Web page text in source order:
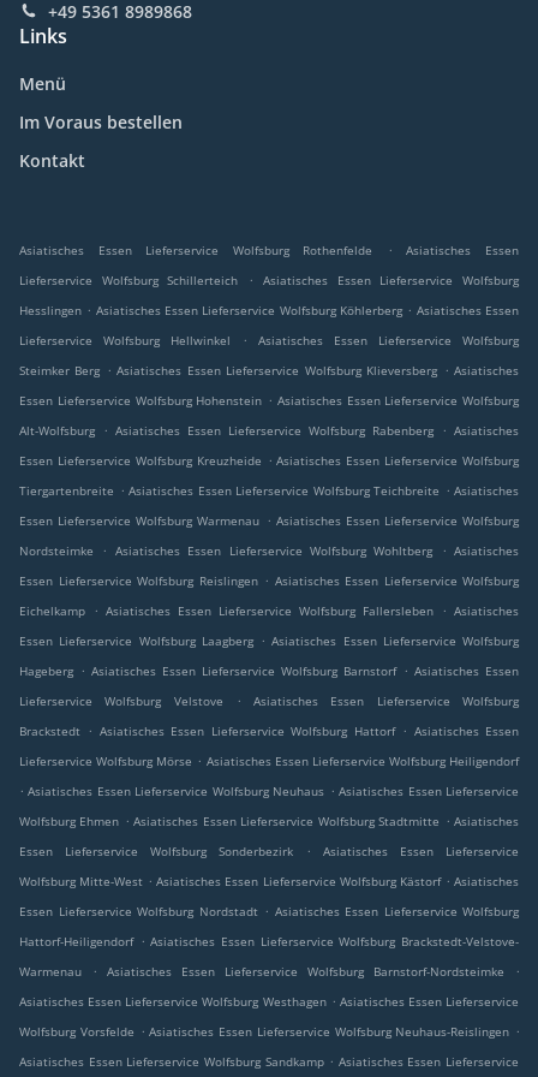
+49 5361 8989868
Links
Menü
Im Voraus bestellen
Kontakt
Asiatisches Essen Lieferservice Wolfsburg Rothenfelde .
Asiatisches Essen
Lieferservice Wolfsburg Schillerteich
.
Asiatisches Essen Lieferservice Wolfsburg
Hesslingen . Asiatisches Essen Lieferservice Wolfsburg Köhlerberg . Asiatisches Essen
Lieferservice Wolfsburg Hellwinkel
.
Asiatisches Essen Lieferservice Wolfsburg
Steimker Berg . Asiatisches Essen Lieferservice Wolfsburg Klieversberg . Asiatisches
Essen Lieferservice Wolfsburg Hohenstein . Asiatisches Essen Lieferservice Wolfsburg
Alt-Wolfsburg
. Asiatisches Essen Lieferservice Wolfsburg Rabenberg . Asiatisches
Essen Lieferservice Wolfsburg Kreuzheide . Asiatisches Essen Lieferservice Wolfsburg
Tiergartenbreite . Asiatisches Essen Lieferservice Wolfsburg Teichbreite . Asiatisches
Essen Lieferservice Wolfsburg Warmenau . Asiatisches Essen Lieferservice Wolfsburg
Nordsteimke
. Asiatisches Essen Lieferservice Wolfsburg Wohltberg . Asiatisches
Essen Lieferservice Wolfsburg Reislingen . Asiatisches Essen Lieferservice Wolfsburg
Eichelkamp
. Asiatisches Essen Lieferservice Wolfsburg Fallersleben . Asiatisches
Essen Lieferservice Wolfsburg Laagberg . Asiatisches Essen Lieferservice Wolfsburg
Hageberg . Asiatisches Essen Lieferservice Wolfsburg Barnstorf . Asiatisches Essen
Lieferservice Wolfsburg Velstove
.
Asiatisches Essen Lieferservice Wolfsburg
Brackstedt . Asiatisches Essen Lieferservice Wolfsburg Hattorf . Asiatisches Essen
Lieferservice Wolfsburg Mörse . Asiatisches Essen Lieferservice Wolfsburg Heiligendorf
. Asiatisches Essen Lieferservice Wolfsburg Neuhaus . Asiatisches Essen Lieferservice
Wolfsburg Ehmen . Asiatisches Essen Lieferservice Wolfsburg Stadtmitte . Asiatisches
Essen Lieferservice Wolfsburg Sonderbezirk
.
Asiatisches Essen Lieferservice
Wolfsburg Mitte-West . Asiatisches Essen Lieferservice Wolfsburg Kästorf . Asiatisches
Essen Lieferservice Wolfsburg Nordstadt . Asiatisches Essen Lieferservice Wolfsburg
Hattorf-Heiligendorf . Asiatisches Essen Lieferservice Wolfsburg Brackstedt-Velstove-
Warmenau
. Asiatisches Essen Lieferservice Wolfsburg Barnstorf-Nordsteimke
.
Asiatisches Essen Lieferservice Wolfsburg Westhagen . Asiatisches Essen Lieferservice
Wolfsburg Vorsfelde . Asiatisches Essen Lieferservice Wolfsburg Neuhaus-Reislingen .
Asiatisches Essen Lieferservice Wolfsburg Sandkamp . Asiatisches Essen Lieferservice